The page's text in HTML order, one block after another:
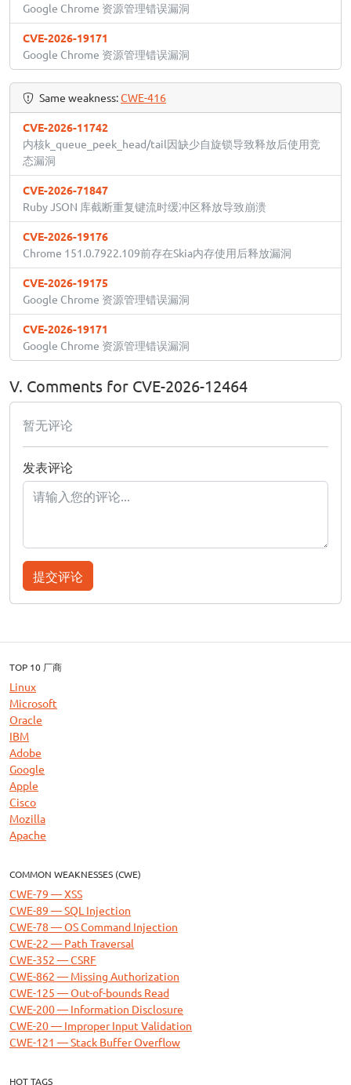
Google Chrome 资源管理错误漏洞
CVE-2026-19171
Google Chrome 资源管理错误漏洞
Same weakness:CWE-416
CVE-2026-11742
内核k_queue_peek_head/tail因缺少自旋锁导致释放后使用竞
态漏洞
CVE-2026-71847
Ruby JSON 库截断重复键流时缓冲区释放导致崩溃
CVE-2026-19176
Chrome 151.0.7922.109前存在Skia内存使用后释放漏洞
CVE-2026-19175
Google Chrome 资源管理错误漏洞
CVE-2026-19171
Google Chrome 资源管理错误漏洞
V. Comments for CVE-2026-12464
暂无评论
发表评论
提交评论
TOP 10 厂商
Linux
Microsoft
Oracle
IBM
Adobe
Google
Apple
Cisco
Mozilla
Apache
COMMON WEAKNESSES (CWE)
CWE-79 — XSS
CWE-89 — SQL Injection
CWE-78 — OS Command Injection
CWE-22 — Path Traversal
CWE-352 — CSRF
CWE-862 — Missing Authorization
CWE-125 — Out-of-bounds Read
CWE-200 — Information Disclosure
CWE-20 — Improper Input Validation
CWE-121 — Stack Buffer Overflow
HOT TAGS